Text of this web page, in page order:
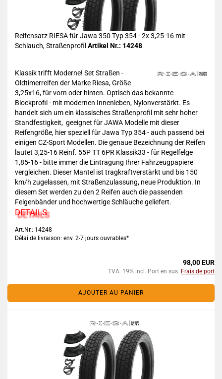
Reifensatz RIESA für Jawa 350 Typ 354 - 2x 3,25-16 mit
Schlauch, Straßenprofil Artikel Nr.: 14248
Klassik trifft Moderne! Set Straßen -
Oldtimerreifen der Marke Riesa, Größe
3,25x16, für vorn oder hinten. Optisch das bekannte
Blockprofil - mit modernen Innenleben, Nylonverstärkt. Es
handelt sich um ein klassisches Straßenprofil mit sehr hoher
Standfestigkeit, geeignet für JAWA Modelle mit dieser
Reifengröße, hier speziell für Jawa Typ 354 - auch passend bei
einigen CZ-Sport Modellen. Die genaue Bezeichnung der Reifen
lautet 3,25-16 Reinf. 55P TT 6PR Klassik33 - für Regelfelge
1,85-16 - bitte immer die Eintragung Ihrer Fahrzeugpapiere
vergleichen. Dieser Mantel ist tragkraftverstärkt und bis 150
km/h zugelassen, mit Straßenzulassung, neue Produktion. In
diesem Set werden zu den 2 Reifen auch die passenden
Felgenbänder und hochwertige Schläuche geliefert.
DETAILS
Art.Nr.: 14248
Délai de livraison: env. 2-7 jours ouvrables*
98,00 EUR
TVA. 19% incl. Port en sus. Frais de port
AJOUTER AU PANIER